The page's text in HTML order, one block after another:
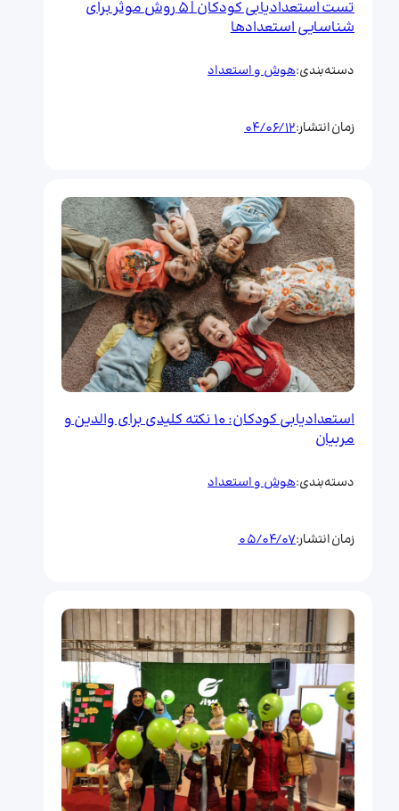
تست استعدادیابی کودکان | 5 روش موثر برای
شناسایی استعدادها
دسته‌بندی:هوش و استعداد
زمان انتشار:04/06/12
استعدادیابی کودکان: ۱۰ نکته کلیدی برای والدین و
مربیان
دسته‌بندی:هوش و استعداد
زمان انتشار:05/04/07